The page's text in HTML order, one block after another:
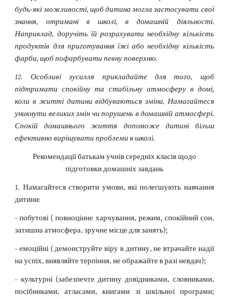
будь-які можливості, щоб дитина могла застосувати свої
знання, отримані в школі, в домашній діяльності.
Наприклад, доручіть їй розрахувати необхідну кількість
продуктів для приготування їжі або необхідну кількість
фарби, щоб пофарбувати певну поверхню.
12. Особливі зусилля прикладайте для того, щоб
підтримати спокійну та стабільну атмосферу в домі,
коли в житті дитини відбуваються зміни. Намагайтеся
уникнути великих змін чи порушень в домашній атмосфері.
Спокій домашнього життя допоможе дитині більш
ефективно вирішувати проблеми в школі.
Рекомендації батькам учнів середніх класів щодо
підготовки домашніх завдань
1. Намагайтеся створити умови, які полегшують навчання
дитини:
- побутові ( повноцінне харчування, режим, спокійний сон,
затишна атмосфера, зручне місце для занять);
- емоційні ( демонструйте віру в дитину, не втрачайте надії
на успіх, виявляйте терпіння, не ображайте в разі невдач);
- культурні (забезпечте дитину довідниками, словниками,
посібниками, атласами, книгами зі шкільної програми;